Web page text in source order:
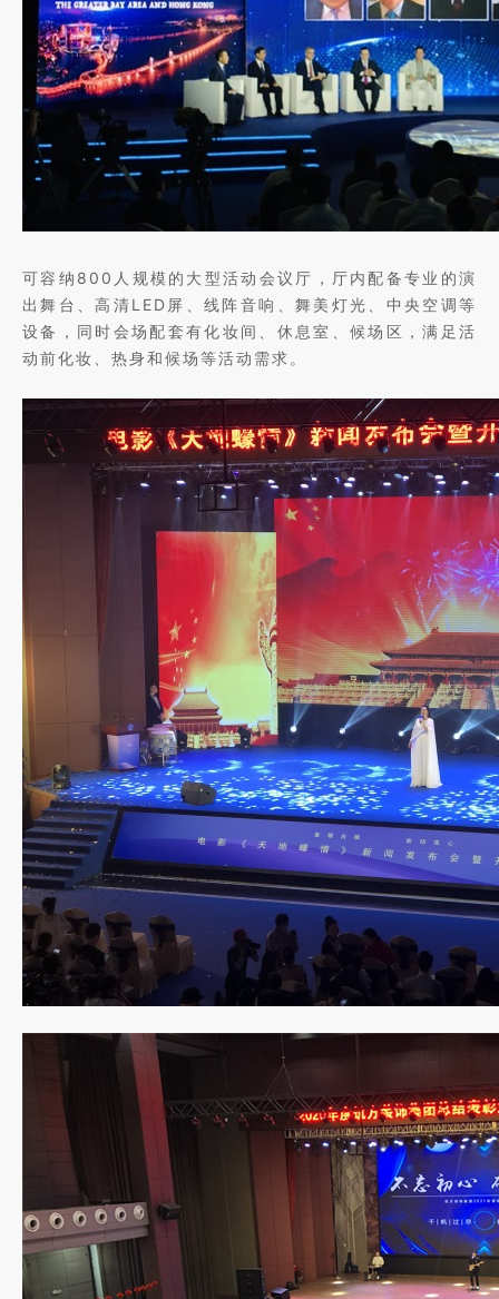
可容纳800人规模的大型活动会议厅，厅内配备专业的演
出舞台、高清LED屏、线阵音响、舞美灯光、中央空调等
设备，同时会场配套有化妆间、休息室、候场区，满足活
动前化妆、热身和候场等活动需求。